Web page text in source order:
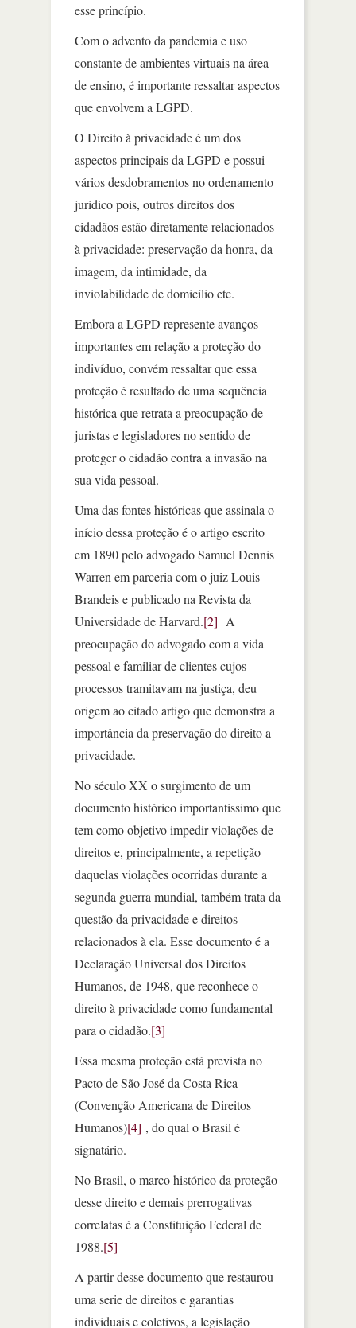
esse princípio.
Com o advento da pandemia e uso
constante de ambientes virtuais na área
de ensino, é importante ressaltar aspectos
que envolvem a LGPD.
O Direito à privacidade é um dos
aspectos principais da LGPD e possui
vários desdobramentos no ordenamento
jurídico pois, outros direitos dos
cidadãos estão diretamente relacionados
à privacidade: preservação da honra, da
imagem, da intimidade, da
inviolabilidade de domicílio etc.
Embora a LGPD represente avanços
importantes em relação a proteção do
indivíduo, convém ressaltar que essa
proteção é resultado de uma sequência
histórica que retrata a preocupação de
juristas e legisladores no sentido de
proteger o cidadão contra a invasão na
sua vida pessoal.
Uma das fontes históricas que assinala o
início dessa proteção é o artigo escrito
em 1890 pelo advogado Samuel Dennis
Warren em parceria com o juiz Louis
Brandeis e publicado na Revista da
Universidade de Harvard.[2] A
preocupação do advogado com a vida
pessoal e familiar de clientes cujos
processos tramitavam na justiça, deu
origem ao citado artigo que demonstra a
importância da preservação do direito a
privacidade.
No século XX o surgimento de um
documento histórico importantíssimo que
tem como objetivo impedir violações de
direitos e, principalmente, a repetição
daquelas violações ocorridas durante a
segunda guerra mundial, também trata da
questão da privacidade e direitos
relacionados à ela. Esse documento é a
Declaração Universal dos Direitos
Humanos, de 1948, que reconhece o
direito à privacidade como fundamental
para o cidadão.[3]
Essa mesma proteção está prevista no
Pacto de São José da Costa Rica
(Convenção Americana de Direitos
Humanos)[4] , do qual o Brasil é
signatário.
No Brasil, o marco histórico da proteção
desse direito e demais prerrogativas
correlatas é a Constituição Federal de
1988.[5]
A partir desse documento que restaurou
uma serie de direitos e garantias
individuais e coletivos, a legislação